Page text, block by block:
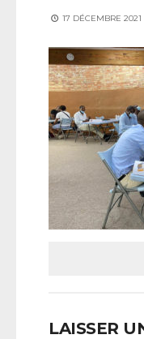
17 DÉCEMBRE 2021
LAISSER